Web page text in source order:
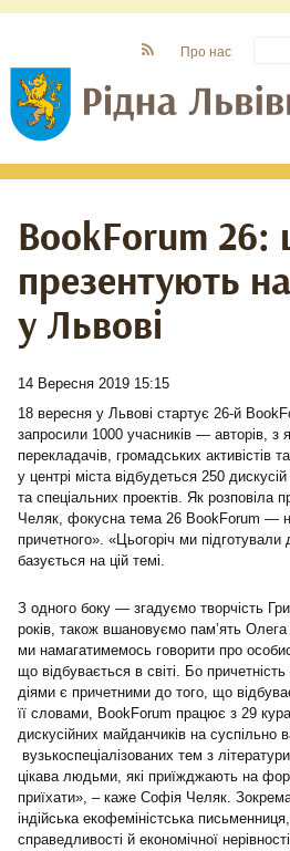
Про нас
BookForum 26:
презентують
у Львові
14 Вересня 2019 15:15
18 вересня у Львові стартує 26-й
запросили 1000 учасників — авторів, з
перекладачів, громадських
у центрі міста відбудеться 250
та спеціальних проектів. Як
Челяк, фокусна тема 26 BookForum —
причетного». «Цьогоріч ми
базується на цій темі.
З одного боку — згадуємо творчість
років, також вшановуємо пам’ять
ми намагатимемось говорити про
що відбувається в світі. Бо
діями є причетними до того, що
її словами, BookForum працює з 29
дискусійних майданчиків на суспільно
вузькоспеціалізованих тем з
цікава людьми, які приїжджають на
приїхати», – каже Софія Челяк.
індійська екофеміністська
справедливості й економічної